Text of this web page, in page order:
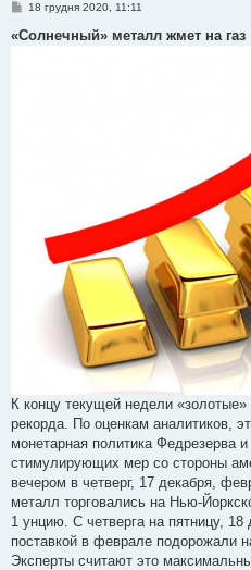
П
в
18 грудня 2020, 11:11
«Солнечный» металл жмет на газ
К концу текущей недели
рекорда. По оценкам аналитиков,
монетарная политика Федрезерва
стимулирующих мер со стороны
вечером в четверг, 17 декабря,
металл торговались на Нью-
1 унцию. С четверга на пятницу,
поставкой в феврале подорожали
Эксперты считают это